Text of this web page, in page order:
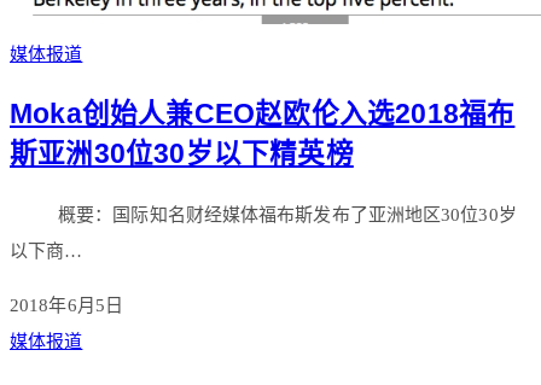
媒体报道
Moka创始人兼CEO赵欧伦入选2018福布
斯亚洲30位30岁以下精英榜
概要：国际知名财经媒体福布斯发布了亚洲地区30位30岁
以下商…
2018年6月5日
媒体报道